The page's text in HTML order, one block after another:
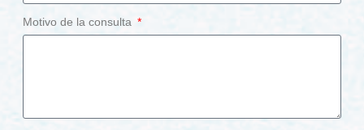
Motivo de la consulta